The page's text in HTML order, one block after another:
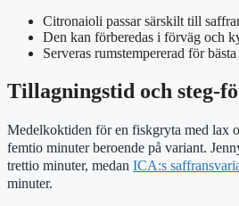
Citronaioli passar särskilt till
Den kan förberedas i förväg och
Serveras rumstempererad för
Tillagningstid och steg-
Medelkoktiden för en fiskgryta med lax
femtio minuter beroende på variant.
trettio minuter, medan ICA:s
minuter.